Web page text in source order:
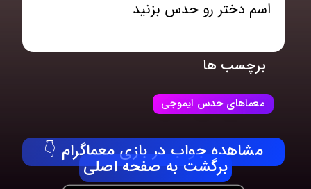
اسم دختر رو حدس بزنید
برچسب ها
معماهای حدس ایموجی
مشاهده جواب در بازی معماگرام 👇
برگشت به صفحه اصلی